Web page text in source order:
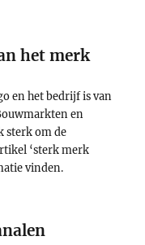
het merk
en het bedrijf is van
en
sterk om de
‘sterk merk
vinden.